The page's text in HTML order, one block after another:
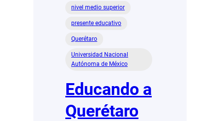
nivel medio superior
presente educativo
Querétaro
Universidad Nacional
Autónoma de México
Educando a
Querétaro